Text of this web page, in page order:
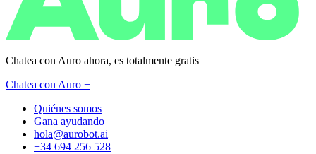
Chatea con Auro ahora, es totalmente gratis
Chatea con Auro +
Quiénes somos
Gana ayudando
hola@aurobot.ai
+34 694 256 528